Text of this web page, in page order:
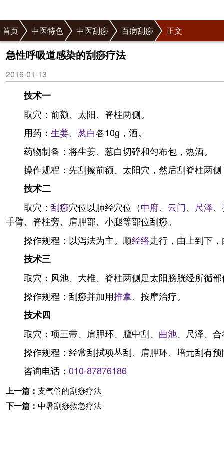
首页 中医特色 中医刮痧 百病刮痧 正文
急性呼吸道感染的刮痧疗法
2016-01-13
技术一
取穴：前额、太阳、脊柱两侧。
用药： 生姜、 葱白各10g，酒。
药物制备：将生姜、葱白切碎和匀布包，热酒。
操作规程：先刮擦前额、太阳穴，然后刮脊柱两
技术二
取穴： 刮痧穴位以肺经穴位（中府、 云门、 尺泽、
手臂、脊柱旁、肩胛部、小腿等部位刮痧。
操作规程：以泻法为主。顺经络走行，由上到下
技术三
取穴：风池、大椎、脊柱两侧足太阳膀胱经所循
操作规程：刮痧并加用推拿、按摩治疗。
技术四
取穴：项三带、肩胛环、膻中刮、 曲池、尺泽、
操作规程：经常刮拭项丛刮、肩胛环、培元刮有
咨询电话： 010-87876186
上一篇： 支气管的刮痧疗法
下一篇： 中暑刮痧救急疗法